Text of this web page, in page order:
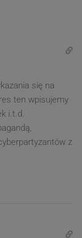
się na
ten wpisujemy
i.t.d.
z